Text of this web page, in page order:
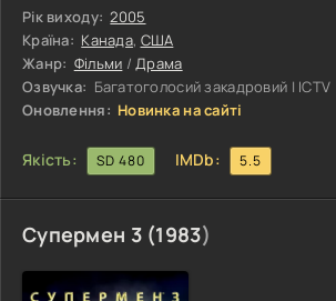
буквальному сенсі, у вигляді
За допомогою старого напарника
починають грабувати шикарні готелі
двоюрідний брат і незграбний
вважає, що зможе навернути Комфорта
Рік виходу: 2005
Країна: Канада, США
Жанр: Фільми /Драма
Озвучка: Багатоголосий закадровий | ICTV
Оновлення: Новинка на сайті
Якість: SD 480 IMDb: 5.5
Супермен 3 (1983)